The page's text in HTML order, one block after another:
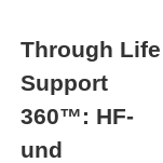
Through Life
Support
360™: HF-
und